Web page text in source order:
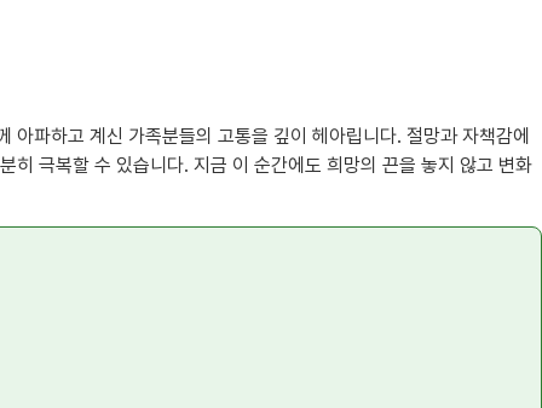
파하고 계신 가족분들의 고통을 깊이 헤아립니다. 절망과 자책감에
히 극복할 수 있습니다. 지금 이 순간에도 희망의 끈을 놓지 않고 변화